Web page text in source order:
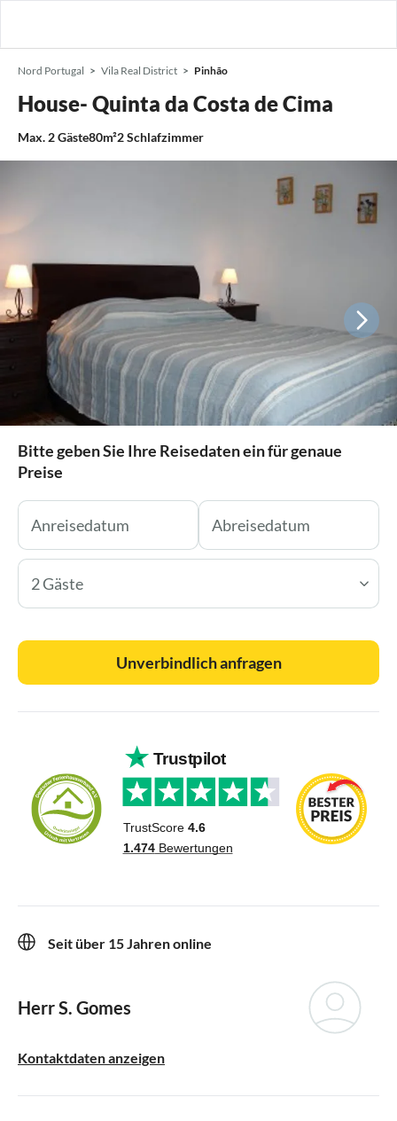
Nord Portugal Vila Real District Pinhão
House- Quinta da Costa de Cima
Max. 2Gäste80m²2Schlafzimmer
Bitte geben Sie Ihre Reisedaten ein für genaue
Preise
2 Gäste
Unverbindlich anfragen
Seit über 15 Jahren online
Herr S. Gomes
Kontaktdaten anzeigen